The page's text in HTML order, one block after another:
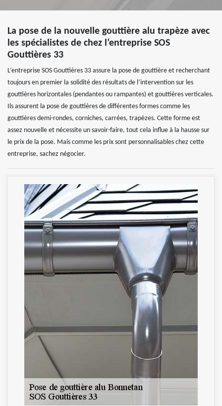
La pose de la nouvelle gouttière alu trapèze avec
les spécialistes de chez l’entreprise SOS
Gouttières 33
L’entreprise SOS Gouttières 33 assure la pose de gouttière et recherchant
toujours en premier la solidité des résultats de l’intervention sur les
gouttières horizontales (pendantes ou rampantes) et gouttières verticales.
Ils assurent la pose de gouttières de différentes formes comme les
gouttières demi-rondes, corniches, carrées, trapèzes. Cette forme est
assez nouvelle et nécessite un savoir-faire, tout cela influe à la hausse sur
le prix de la pose. Mais comme les prix sont personnalisables chez cette
entreprise, sachez négocier.